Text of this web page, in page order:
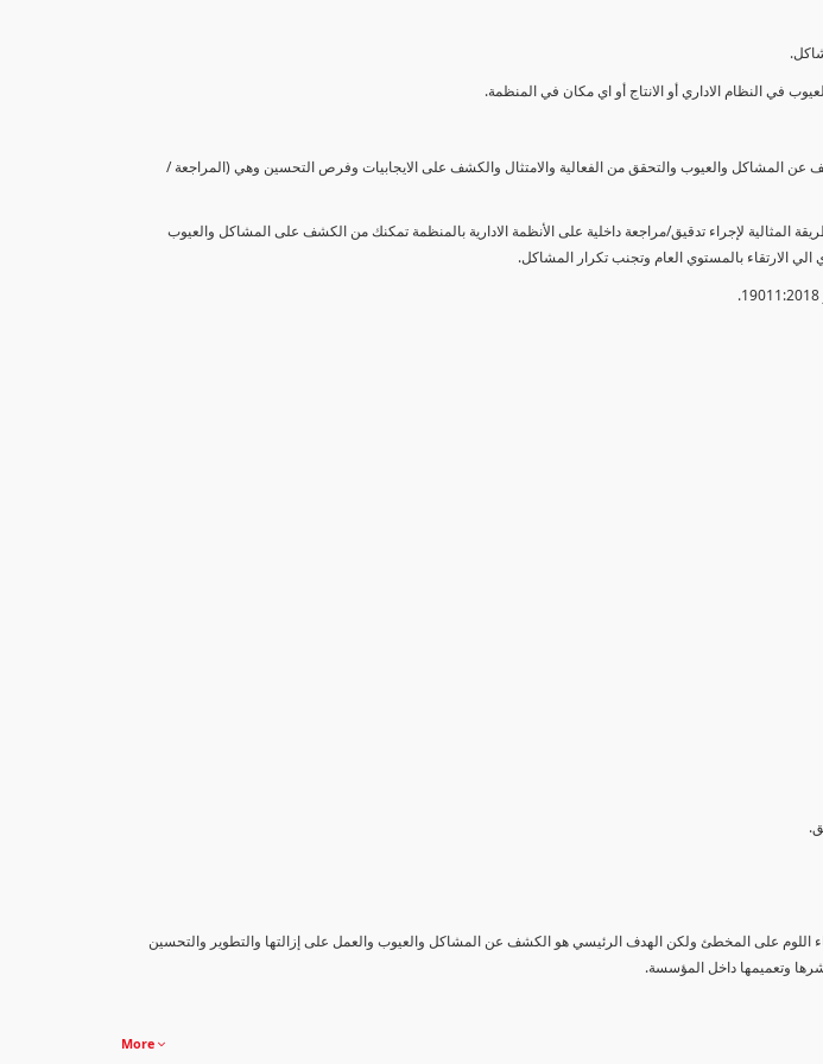
في النظام الاداري أو الانتاج أو اي مكان في المنظمة.
عن المشاكل والعيوب والتحقق من الفعالية والامتثال والكشف على الايجابيات وفرص التحسين وهي (المراجعة /
المثالية لإجراء تدقيق/مراجعة داخلية على الأنظمة الادارية بالمنظمة تمكنك من الكشف على المشاكل والعيوب
الارتقاء بالمستوي العام وتجنب تكرار المشاكل.
اللوم على المخطئ ولكن الهدف الرئيسي هو الكشف عن المشاكل والعيوب والعمل على إزالتها والتطوير والتحسين
وتعميمها داخل المؤسسة.
More